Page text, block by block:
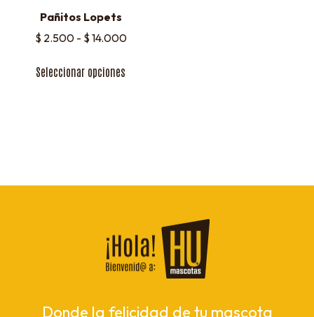
Pañitos Lopets
$ 2.500 - $ 14.000
Seleccionar opciones
Donde la felicidad de tu mascota